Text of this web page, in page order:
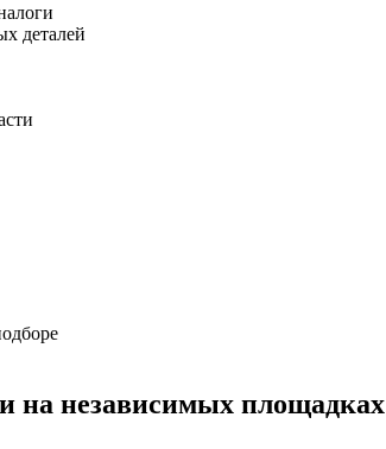
деталей
на независимых площадках